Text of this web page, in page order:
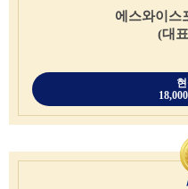
에스와이스
(대